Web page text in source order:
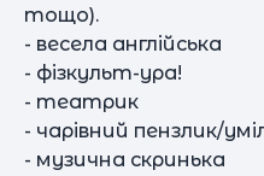
тощо).
- весела англійська
- фізкульт-ура!
- театрик
- чарівний пензлик/
- музична скринька